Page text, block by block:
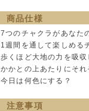
商品仕様
7つのチャクラがあなた
1週間を通して楽しめる
歩くほど大地の力を吸収
かかとの上あたりにそ
今日は何色にする？
注意事項